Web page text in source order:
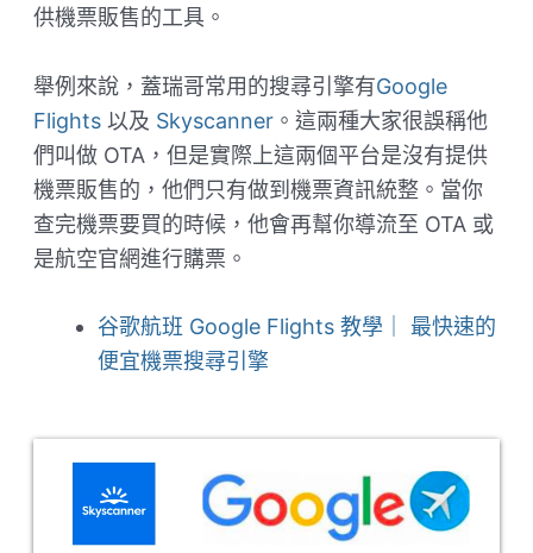
供機票販售的工具。
舉例來說，蓋瑞哥常用的搜尋引擎有Google
Flights以及 Skyscanner。這兩種大家很誤稱他
們叫做 OTA，但是實際上這兩個平台是沒有提供
機票販售的，他們只有做到機票資訊統整。當你
查完機票要買的時候，他會再幫你導流至 OTA 或
是航空官網進行購票。
谷歌航班 Google Flights 教學｜ 最快速的
便宜機票搜尋引擎